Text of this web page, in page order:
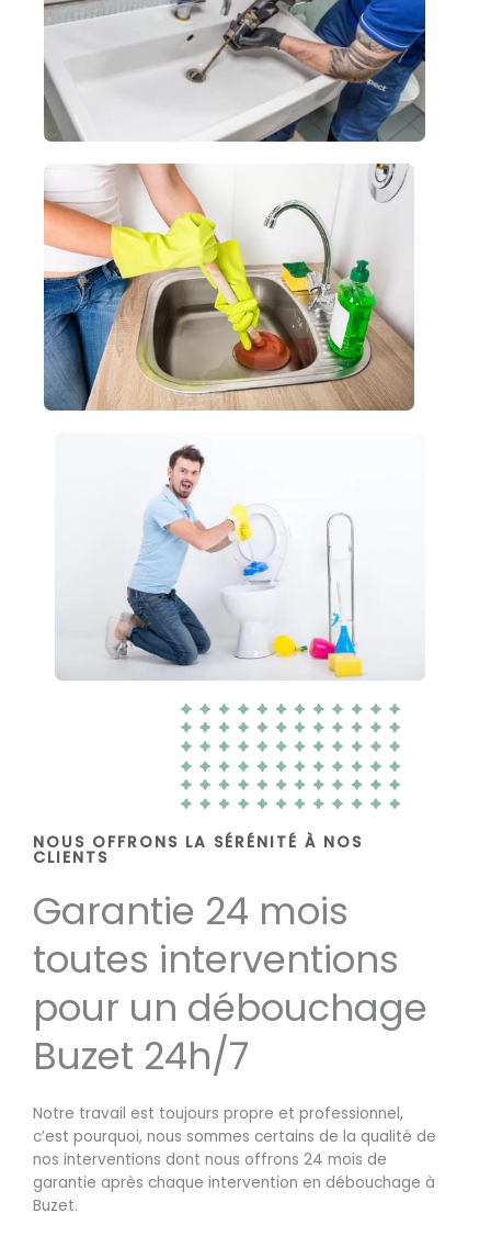
NOUS OFFRONS LA SÉRÉNITÉ À NOS
CLIENTS
Garantie 24 mois
toutes interventions
pour un débouchage
Buzet 24h/7
Notre travail est toujours propre et professionnel,
c’est pourquoi, nous sommes certains de la qualité de
nos interventions dont nous offrons 24 mois de
garantie après chaque intervention en débouchage à
Buzet.